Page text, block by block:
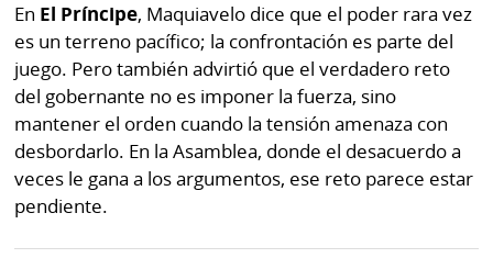
En El Príncipe, Maquiavelo dice que el poder rara vez
es un terreno pacífico; la confrontación es parte del
juego. Pero también advirtió que el verdadero reto
del gobernante no es imponer la fuerza, sino
mantener el orden cuando la tensión amenaza con
desbordarlo. En la Asamblea, donde el desacuerdo a
veces le gana a los argumentos, ese reto parece estar
pendiente.